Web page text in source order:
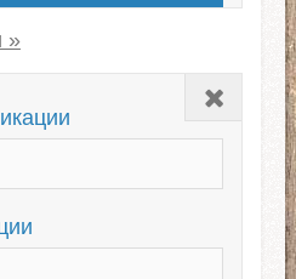
Закрыть